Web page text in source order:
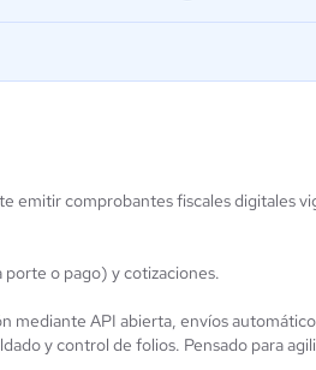
Macroges
5 / 5
emitir comprobantes fiscales digitales
o pago) y cotizaciones.
mediante API abierta, envíos
y control de folios. Pensado para